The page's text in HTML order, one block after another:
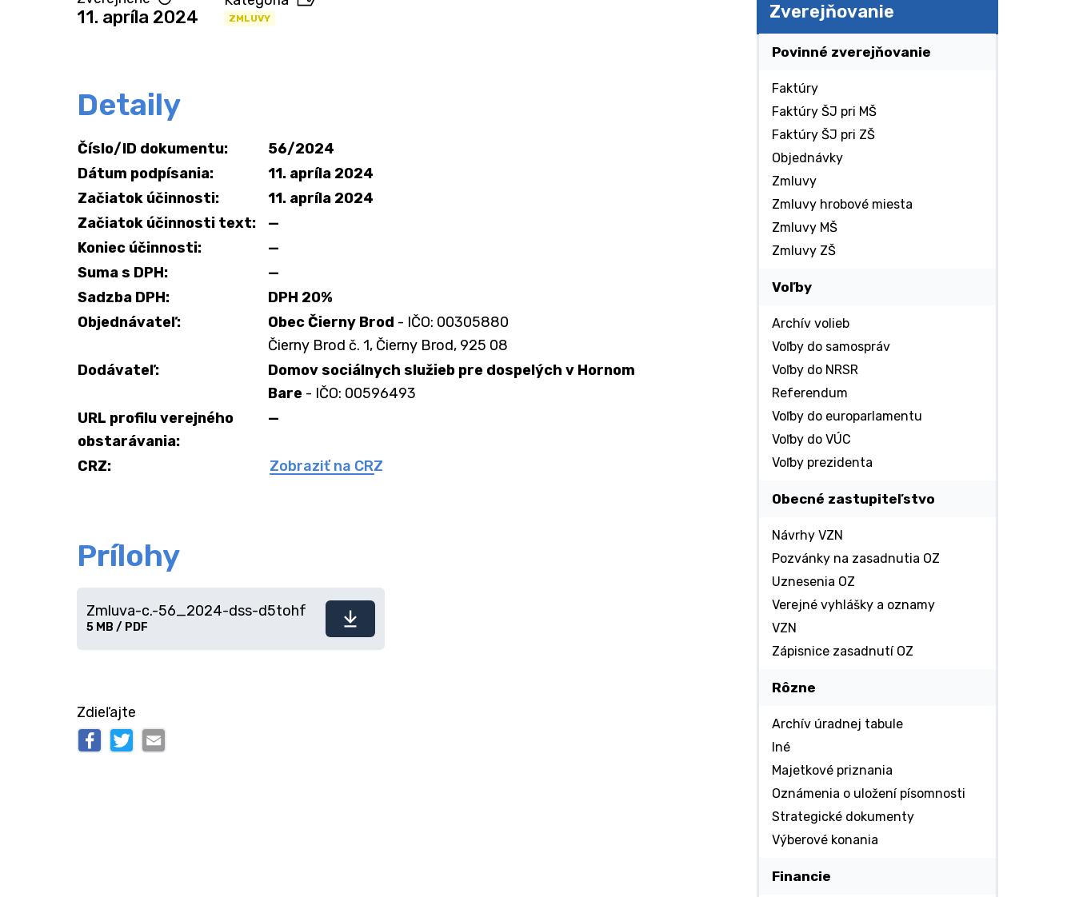
11. apríla 2024 ZMLUVY
Detaily
Číslo/ID dokumentu:
56/2024
Dátum podpísania:
11. apríla 2024
Začiatok účinnosti:
11. apríla 2024
Začiatok účinnosti text:
—
Koniec účinnosti:
—
Suma s DPH:
—
Sadzba DPH:
DPH 20%
Objednávateľ:
Obec Čierny Brod - IČO: 00305880
Čierny Brod č. 1, Čierny Brod, 925 08
Dodávateľ:
Domov sociálnych služieb pre dospelých v Hornom
Bare - IČO: 00596493
URL profilu verejného
obstarávania:
—
CRZ: Zobraziť na CRZ
Prílohy
Stiahnuť
Zmluva-c.-56_2024-dss-d5tohf
5 MB / PDF
Zdieľajte
Zverejňovanie
Povinné zverejňovanie
Faktúry
Faktúry ŠJ pri MŠ
Faktúry ŠJ pri ZŠ
Objednávky
Zmluvy
Zmluvy hrobové miesta
Zmluvy MŠ
Zmluvy ZŠ
Voľby
Archív volieb
Voľby do samospráv
Voľby do NRSR
Referendum
Voľby do europarlamentu
Voľby do VÚC
Voľby prezidenta
Obecné zastupiteľstvo
Návrhy VZN
Pozvánky na zasadnutia OZ
Uznesenia OZ
Verejné vyhlášky a oznamy
VZN
Zápisnice zasadnutí OZ
Rôzne
Archív úradnej tabule
Iné
Majetkové priznania
Oznámenia o uložení písomnosti
Strategické dokumenty
Výberové konania
Financie